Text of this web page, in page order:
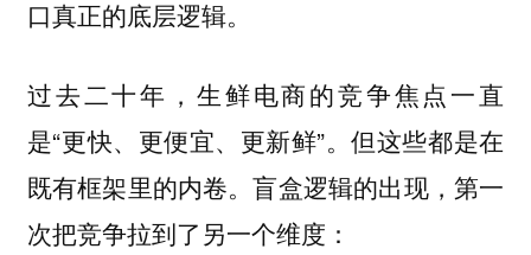
口真正的底层逻辑。
过去二十年，生鲜电商的竞争焦点一直
是“更快、更便宜、更新鲜”。但这些都是在
既有框架里的内卷。盲盒逻辑的出现，第一
次把竞争拉到了另一个维度：